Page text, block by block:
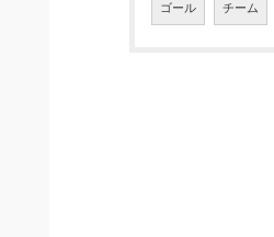
ゴール チーム